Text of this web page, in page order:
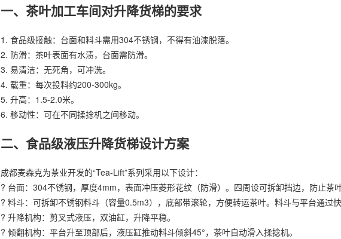
一、茶叶加工车间对升降货梯的要求
1. 食品级接触：台面和料斗需用304不锈钢，不得有油漆脱落。
2. 防滑：茶叶表面有水渍，台面需防滑。
3. 易清洁：无死角，可冲洗。
4. 载重：每次投料约200-300kg。
5. 升高：1.5-2.0米。
6. 移动性：可在不同揉捻机之间移动。
二、食品级液压升降货梯设计方案
成都麦森克为茶业开发的“Tea-Lift”系列采用以下设计：
? 台面：304不锈钢，厚度4mm，表面冲压菱形花纹（防滑）。四周设可拆卸挡边，防止茶叶
? 料斗：可拆卸不锈钢料斗（容量0.5m3），底部带滚轮，方便转运茶叶。料斗与平台通过快
? 升降机构：剪叉式液压，双油缸，升降平稳。
? 倾翻机构：平台升至顶部后，液压缸推动料斗倾斜45°，茶叶自动滑入揉捻机。